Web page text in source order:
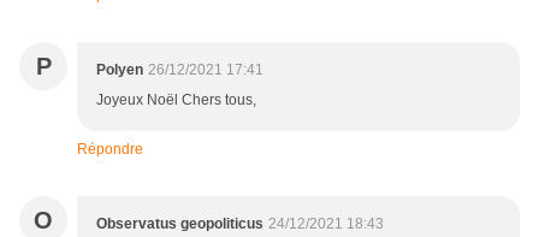
P Polyen 26/12/2021 17:41
Joyeux Noël Chers tous,
Répondre
O Observatus geopoliticus 24/12/2021 18:43